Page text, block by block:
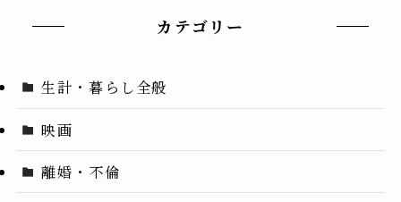
カテゴリー
生計・暮らし全般
映画
離婚・不倫